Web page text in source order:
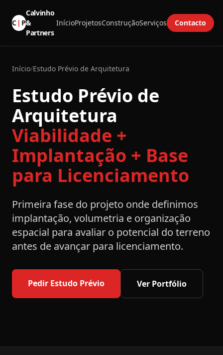
C | P
Calvinho
&
Partners
InícioProjetosConstruçãoServiços Contacto
Início/Estudo Prévio de Arquitetura
Estudo Prévio de
Arquitetura
Viabilidade +
Implantação + Base
para Licenciamento
Primeira fase do projeto onde definimos
implantação, volumetria e organização
espacial para avaliar o potencial do terreno
antes de avançar para licenciamento.
Pedir Estudo Prévio Ver Portfólio